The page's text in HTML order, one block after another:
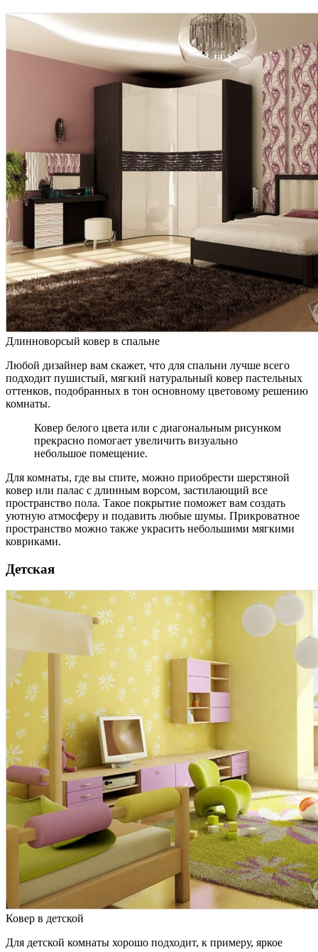
Длинноворсый ковер в спальне
Любой дизайнер вам скажет, что для спальни лучше всего
подходит пушистый, мягкий натуральный ковер пастельных
оттенков, подобранных в тон основному цветовому решению
комнаты.
Ковер белого цвета или с диагональным рисунком
прекрасно помогает увеличить визуально
небольшое помещение.
Для комнаты, где вы спите, можно приобрести шерстяной
ковер или палас с длинным ворсом, застилающий все
пространство пола. Такое покрытие поможет вам создать
уютную атмосферу и подавить любые шумы. Прикроватное
пространство можно также украсить небольшими мягкими
ковриками.
Детская
Ковер в детской
Для детской комнаты хорошо подходит, к примеру, яркое